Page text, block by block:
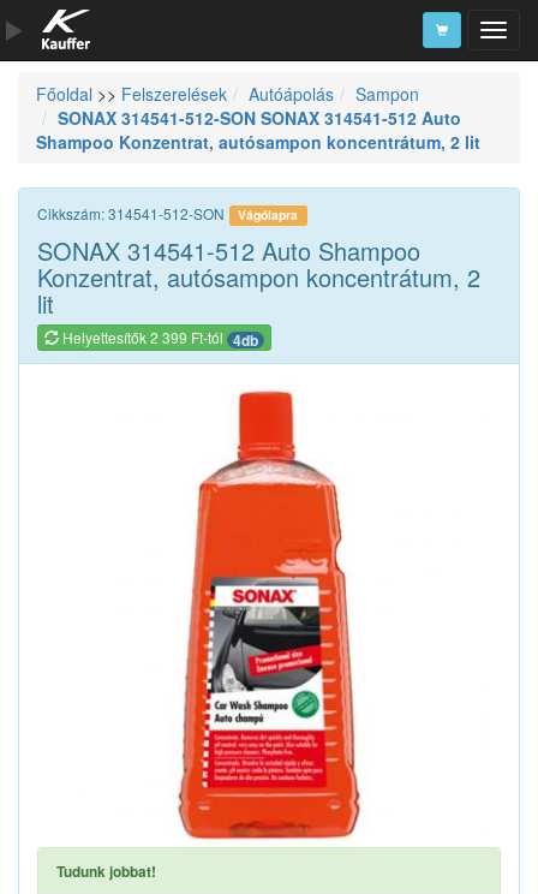
Szerszámkatalógus
Kosár
Alkatrészek
Főoldal >> Felszerelések Autóápolás
Sampon
SONAX 314541-512-SON SONAX 314541-512 Auto
Shampoo Konzentrat, autósampon koncentrátum, 2 lit
Cikkszám: 314541-512-SON Vágólapra
SONAX 314541-512 Auto Shampoo
Konzentrat, autósampon koncentrátum, 2
lit
Helyettesítők 2 399 Ft-tól 4db
Tudunk jobbat!